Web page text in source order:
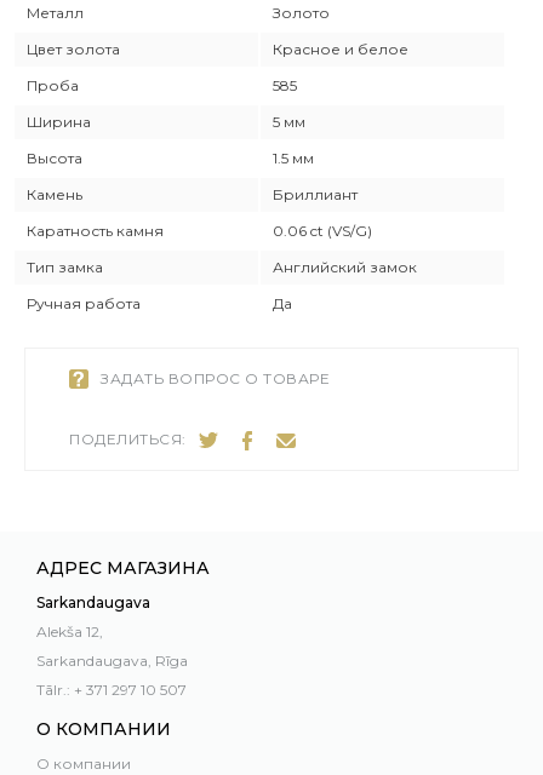
Металл
Золото
Цвет золота
Красное и белое
Проба
585
Ширина
5 мм
Высота
1.5 мм
Камень
Бриллиант
Каратность камня
0.06 ct (VS/G)
Тип замка
Английский замок
Ручная работа
Да
ЗАДАТЬ ВОПРОС О ТОВАРЕ
ПОДЕЛИТЬСЯ:
АДРЕС МАГАЗИНА
Sarkandaugava
Alekša 12,
Sarkandaugava, Rīga
Tālr.: + 371 297 10 507
О КОМПАНИИ
О компании